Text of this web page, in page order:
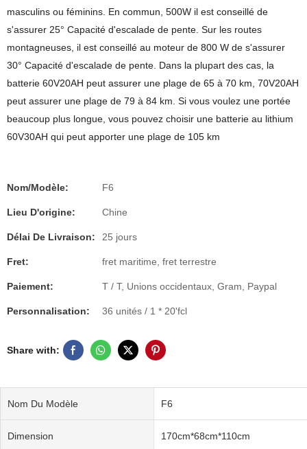
masculins ou féminins. En commun, 500W il est conseillé de
s'assurer 25° Capacité d'escalade de pente. Sur les routes
montagneuses, il est conseillé au moteur de 800 W de s'assurer
30° Capacité d'escalade de pente. Dans la plupart des cas, la
batterie 60V20AH peut assurer une plage de 65 à 70 km, 70V20AH
peut assurer une plage de 79 à 84 km. Si vous voulez une portée
beaucoup plus longue, vous pouvez choisir une batterie au lithium
60V30AH qui peut apporter une plage de 105 km
Nom/Modèle: F6
Lieu D'origine: Chine
Délai De Livraison: 25 jours
Fret: fret maritime, fret terrestre
Paiement: T / T, Unions occidentaux, Gram, Paypal
Personnalisation: 36 unités / 1 * 20'fcl
Share with:
Nom Du Modèle F6
Dimension 170cm*68cm*110cm